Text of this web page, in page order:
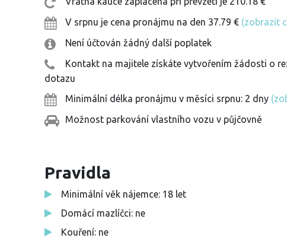
V srpnu je cena pronájmu na den 37.79 € (zobrazit
Není účtován žádný další poplatek
Kontakt na majitele získáte vytvořením žádosti o
dotazu
Minimální délka pronájmu v měsíci srpnu: 2 dny
Možnost parkování vlastního vozu v půjčovně
Pravidla
Minimální věk nájemce: 18 let
Domácí mazlíčci: ne
Kouření: ne